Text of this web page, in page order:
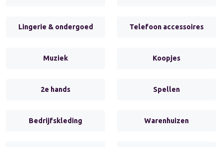
Lingerie & ondergoed Telefoon accessoires
Muziek Koopjes
2e hands Spellen
Bedrijfskleding Warenhuizen